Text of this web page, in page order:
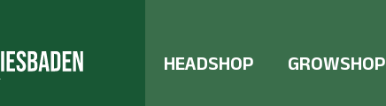
HEADSHOP GROWSHOP